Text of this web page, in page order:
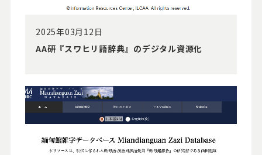
2025年03月12日
AA研『スワヒリ語辞典』のデジタル資源化